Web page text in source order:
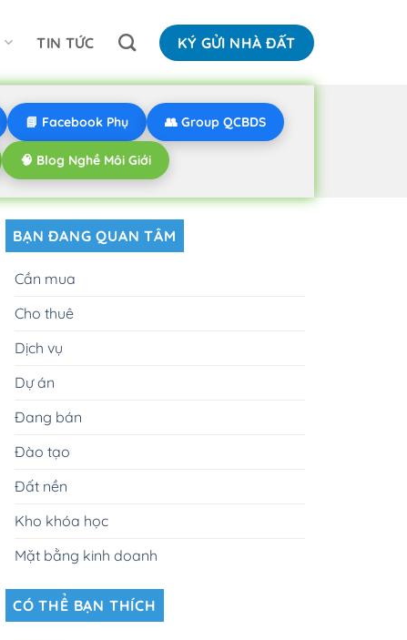
TIN TỨC KÝ GỬI NHÀ ĐẤT
📘 Facebook Phụ 👥 Group QCBDS
🧠 Blog Nghề Môi Giới
BẠN ĐANG QUAN TÂM
Cần mua
Cho thuê
Dịch vụ
Dự án
Đang bán
Đào tạo
Đất nền
Kho khóa học
Mặt bằng kinh doanh
CÓ THỂ BẠN THÍCH